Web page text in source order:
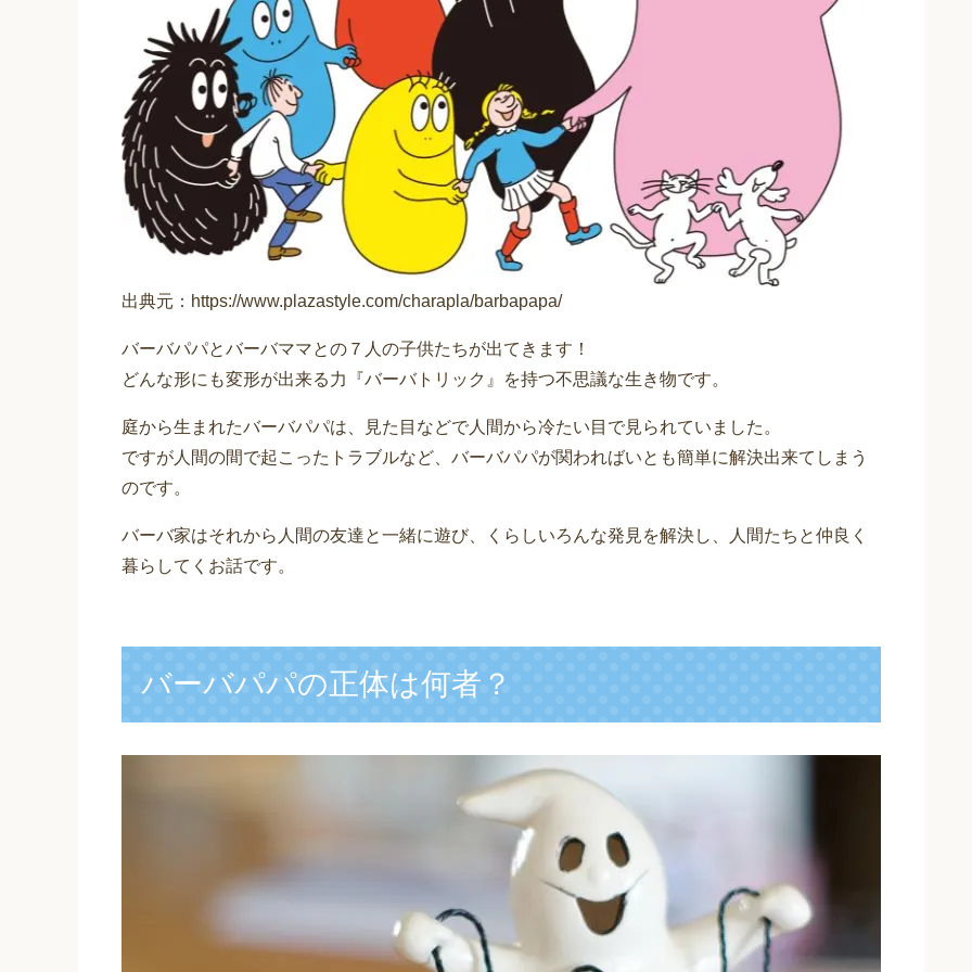
出典元：https://www.plazastyle.com/charapla/barbapapa/
バーバパパとバーバママとの７人の子供たちが出てきます！
どんな形にも変形が出来る力『バーバトリック』を持つ不思議な生き物です。
庭から生まれたバーバパパは、見た目などで人間から冷たい目で見られていました。
ですが人間の間で起こったトラブルなど、バーバパパが関わればいとも簡単に解決出来てしまう
のです。
バーバ家はそれから人間の友達と一緒に遊び、くらしいろんな発見を解決し、人間たちと仲良く
暮らしてくお話です。
バーバパパの正体は何者？